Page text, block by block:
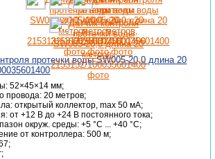
протечки воды SW005-20,0 длина 20
52×45×14 мм;
провода: 20 метров;
открытый коллектор, max 50 мА;
от +12 В до +24 В постоянного тока;
окруж. среды: +5 °C ... +40 °C;
от контроллера: 500 м;